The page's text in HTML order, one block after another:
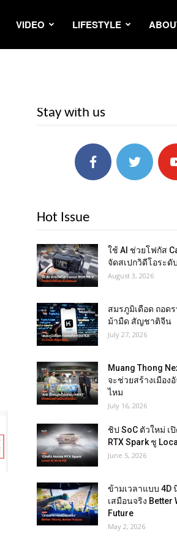
VIDEO LIFESTYLE
Stay with us
Hot Issue
ใช้ AI ช่วยโฟกัส
จัดสเปกวิดีโอระดั
August 3, 2026
สมรภูมิเดือด ถอดร
ม้ามืด สัญชาติจีน
July 27, 2026
Muang Thong
จะช่วยสร้างเมือง
ไหม
July 16, 2026
ชิป SoC ตัวใหม่ เ
RTX Spark ชู
June 5, 2026
ข้ามเวลาแบบ 4D
เสมือนจริง Better
Future
May 2, 2026